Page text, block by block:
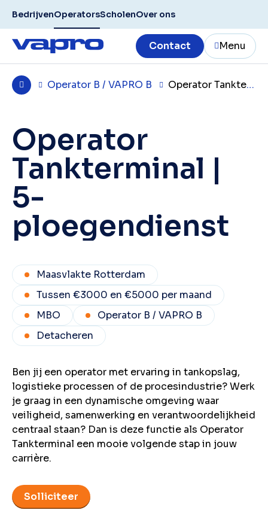
BedrijvenOperatorsScholenOver ons
Contact Menu
Operator B / VAPRO B Operator Tankterminal | 5-ploegendienst in Maasvlakte Rotterdam
Operator
Tankterminal |
5-
ploegendienst
Maasvlakte Rotterdam
Tussen €3000 en €5000 per maand
MBO
Operator B / VAPRO B
Detacheren
Ben jij een operator met ervaring in tankopslag,
logistieke processen of de procesindustrie? Werk
je graag in een dynamische omgeving waar
veiligheid, samenwerking en verantwoordelijkheid
centraal staan? Dan is deze functie als Operator
Tankterminal een mooie volgende stap in jouw
carrière.
Solliciteer